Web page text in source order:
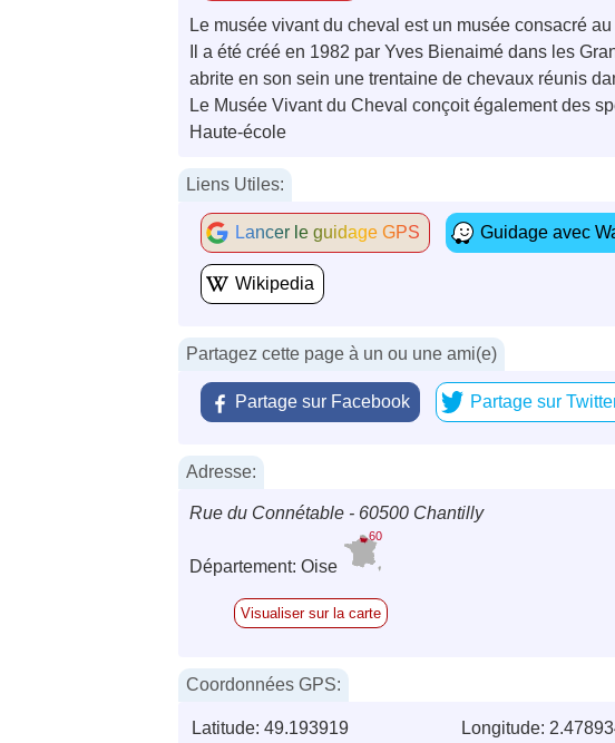
Le musée vivant du cheval est un musée consacré
Il a été créé en 1982 par Yves Bienaimé dans les
abrite en son sein une trentaine de chevaux réunis
Le Musée Vivant du Cheval conçoit également des
Haute-école
Liens Utiles:
Lancer le guidage GPS Guidage avec
Wikipedia
Partagez cette page à un ou une ami(e)
Partage sur Facebook Partage sur
Adresse:
Rue du Connétable - 60500 Chantilly
Département: Oise
60
Visualiser sur la carte
Coordonnées GPS:
Latitude: 49.193919 Longitude: